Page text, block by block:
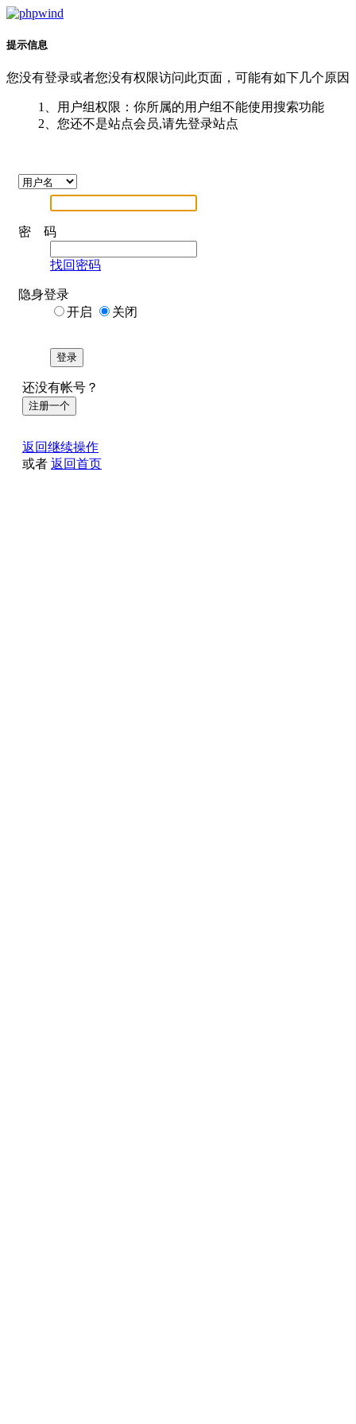
提示信息
您没有登录或者您没有权限访问此页面，可能有如下几个原因
1、用户组权限：你所属的用户组不能使用搜索功能
2、您还不是站点会员,请先登录站点
密 码
找回密码
隐身登录
开启
关闭
登录
还没有帐号？
注册一个
返回继续操作
或者 返回首页